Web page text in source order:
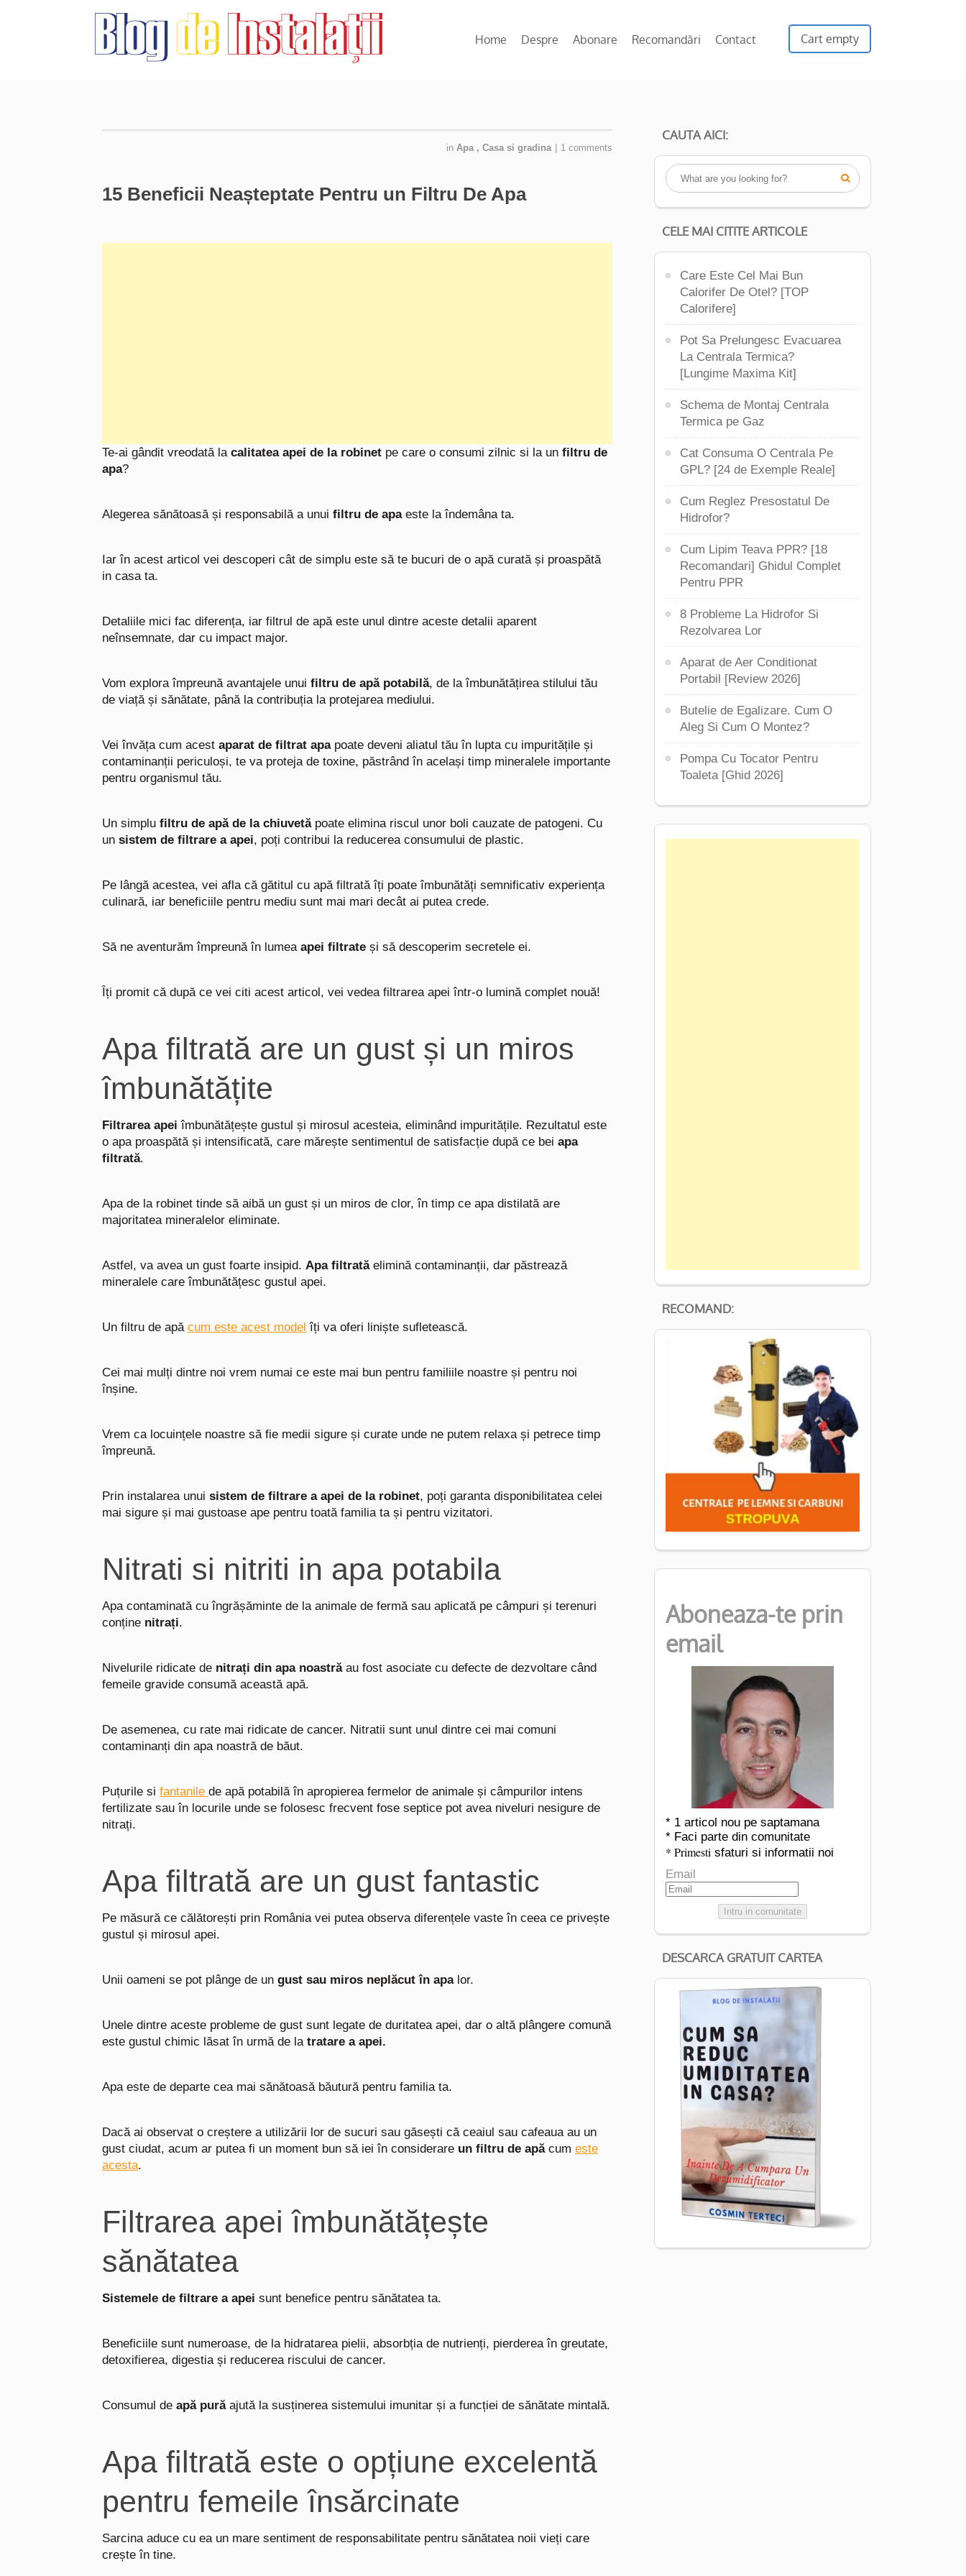
Cart empty
Home Despre Abonare Recomandări Contact
in Apa , Casa si gradina 1 comments
15 Beneficii Neașteptate Pentru un Filtru De Apa
Te-ai gândit vreodată la calitatea apei de la robinet pe care o consumi zilnic si la un filtru de
apa?
Alegerea sănătoasă și responsabilă a unui filtru de apaeste la îndemâna ta.
Iar în acest articol vei descoperi cât de simplu este să te bucuri de o apă curată și proaspătă
in casa ta.
Detaliile mici fac diferența, iar filtrul de apă este unul dintre aceste detalii aparent
neînsemnate, dar cu impact major.
Vom explora împreună avantajele unui filtru de apă potabilă, de la îmbunătățirea stilului tău
de viață și sănătate, până la contribuția la protejarea mediului.
Vei învăța cum acest aparat de filtrat apapoate deveni aliatul tău în lupta cu impuritățile și
contaminanții periculoși, te va proteja de toxine, păstrând în același timp mineralele importante
pentru organismul tău.
Un simplu filtru de apă de la chiuvetăpoate elimina riscul unor boli cauzate de patogeni. Cu
un sistem de filtrare a apei, poți contribui la reducerea consumului de plastic.
Pe lângă acestea, vei afla că gătitul cu apă filtrată îți poate îmbunătăți semnificativ experiența
culinară, iar beneficiile pentru mediu sunt mai mari decât ai putea crede.
Să ne aventurăm împreună în lumea apei filtrate și să descoperim secretele ei.
Îți promit că după ce vei citi acest articol, vei vedea filtrarea apei într-o lumină complet nouă!
Apa filtrată are un gust și un miros
îmbunătățite
Filtrarea apei îmbunătățește gustul și mirosul acesteia, eliminând impuritățile. Rezultatul este
o apa proaspătă și intensificată, care mărește sentimentul de satisfacție după ce bei apa
filtrată.
Apa de la robinet tinde să aibă un gust și un miros de clor, în timp ce apa distilată are
majoritatea mineralelor eliminate.
Astfel, va avea un gust foarte insipid. Apa filtratăelimină contaminanții, dar păstrează
mineralele care îmbunătățesc gustul apei.
Un filtru de apă cum este acest model îți va oferi liniște sufletească.
Cei mai mulți dintre noi vrem numai ce este mai bun pentru familiile noastre și pentru noi
înșine.
Vrem ca locuințele noastre să fie medii sigure și curate unde ne putem relaxa și petrece timp
împreună.
Prin instalarea unui sistem de filtrare a apei de la robinet, poți garanta disponibilitatea celei
mai sigure și mai gustoase ape pentru toată familia ta și pentru vizitatori.
Nitrati si nitriti in apa potabila
Apa contaminată cu îngrășăminte de la animale de fermă sau aplicată pe câmpuri și terenuri
conține nitrați.
Nivelurile ridicate de nitrați din apa noastră au fost asociate cu defecte de dezvoltare când
femeile gravide consumă această apă.
De asemenea, cu rate mai ridicate de cancer. Nitratii sunt unul dintre cei mai comuni
contaminanți din apa noastră de băut.
Puțurile si fantanile de apă potabilă în apropierea fermelor de animale și câmpurilor intens
fertilizate sau în locurile unde se folosesc frecvent fose septice pot avea niveluri nesigure de
nitrați.
Apa filtrată are un gust fantastic
Pe măsură ce călătorești prin România vei putea observa diferențele vaste în ceea ce privește
gustul și mirosul apei.
Unii oameni se pot plânge de un gust sau miros neplăcut în apalor.
Unele dintre aceste probleme de gust sunt legate de duritatea apei, dar o altă plângere comună
este gustul chimic lăsat în urmă de latratare a apei.
Apa este de departe cea mai sănătoasă băutură pentru familia ta.
Dacă ai observat o creștere a utilizării lor de sucuri sau găsești că ceaiul sau cafeaua au un
gust ciudat, acum ar putea fi un moment bun să iei în considerare un filtru de apă cum este
acesta.
Filtrarea apei îmbunătățește
sănătatea
Sistemele de filtrare a apei sunt benefice pentru sănătatea ta.
Beneficiile sunt numeroase, de la hidratarea pielii, absorbția de nutrienți, pierderea în greutate,
detoxifierea, digestia și reducerea riscului de cancer.
Consumul de apă purăajută la susținerea sistemului imunitar și a funcției de sănătate mintală.
Apa filtrată este o opțiune excelentă
pentru femeile însărcinate
Sarcina aduce cu ea un mare sentiment de responsabilitate pentru sănătatea noii vieți care
crește în tine.
CAUTA AICI:

CELE MAI CITITE ARTICOLE
Care Este Cel Mai Bun
Calorifer De Otel? [TOP
Calorifere]
Pot Sa Prelungesc Evacuarea
La Centrala Termica?
[Lungime Maxima Kit]
Schema de Montaj Centrala
Termica pe Gaz
Cat Consuma O Centrala Pe
GPL? [24 de Exemple Reale]
Cum Reglez Presostatul De
Hidrofor?
Cum Lipim Teava PPR? [18
Recomandari] Ghidul Complet
Pentru PPR
8 Probleme La Hidrofor Si
Rezolvarea Lor
Aparat de Aer Conditionat
Portabil [Review 2026]
Butelie de Egalizare. Cum O
Aleg Si Cum O Montez?
Pompa Cu Tocator Pentru
Toaleta [Ghid 2026]
RECOMAND:
Aboneaza-te prin
email
* 1 articol nou pe saptamana
* Faci parte din comunitate
* Primestisfaturi si informatii noi
Email
Intru in comunitate
DESCARCA GRATUIT CARTEA